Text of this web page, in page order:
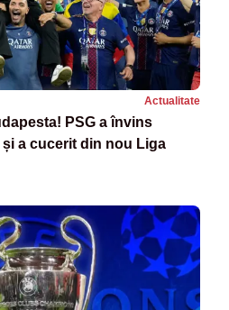
Actualitate
PSG a învins
a cucerit din nou Liga